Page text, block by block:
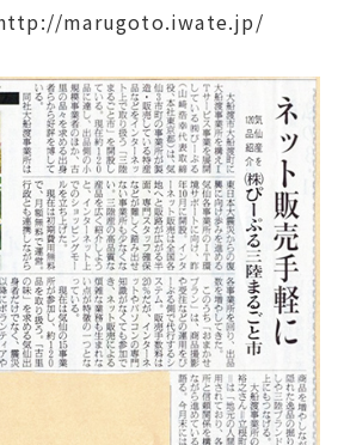
http://marugoto.iwate.jp/